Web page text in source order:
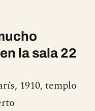
la sala 22
1910, templo